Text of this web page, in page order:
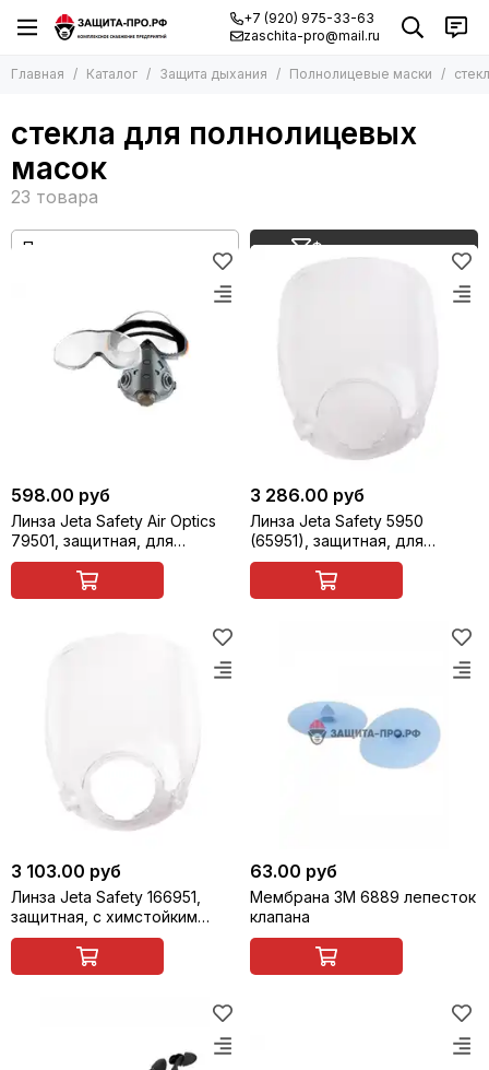
+7 (920) 975-33-63
zaschita-pro@mail.ru
Главная Каталог Защита дыхания Полнолицевые маски
стекла для полнолицевых
масок
Фильтр товаров
598.00 руб
Линза Jeta Safety Air Optics
79501, защитная, для
полумаски с
интегрированными очками
3 286.00 руб
Линза Jeta Safety 5950
(65951), защитная, для
полнолицевой маски
3 103.00 руб
Линза Jeta Safety 166951,
защитная, с химстойким
покрытием, для
полнолицевой маски 6950
63.00 руб
Мембрана 3M 6889 лепесток
клапана